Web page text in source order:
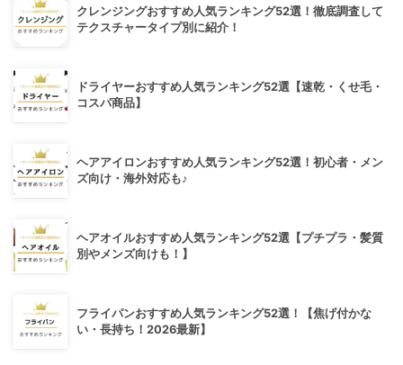
クレンジングおすすめ人気ランキング52選！徹底調査して
テクスチャータイプ別に紹介！
ドライヤーおすすめ人気ランキング52選【速乾・くせ毛・
コスパ商品】
ヘアアイロンおすすめ人気ランキング52選！初心者・メン
ズ向け・海外対応も♪
ヘアオイルおすすめ人気ランキング52選【プチプラ・髪質
別やメンズ向けも！】
フライパンおすすめ人気ランキング52選！【焦げ付かな
い・長持ち！2026最新】